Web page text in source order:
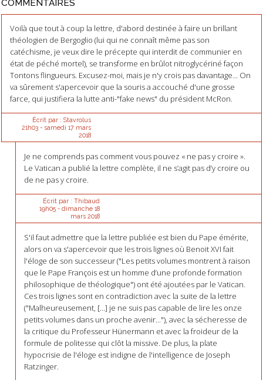
COMMENTAIRES
Voilà que tout à coup la lettre, d'abord destinée à faire un brillant
théologien de Bergoglio (lui qui ne connaît même pas son
catéchisme, je veux dire le précepte qui interdit de communier en
état de péché mortel), se transforme en brûlot nitroglycériné façon
Tontons flingueurs. Excusez-moi, mais je n'y crois pas davantage... On
va sûrement s'apercevoir que la souris a accouché d'une grosse
farce, qui justifiera la lutte anti-"fake news" du président McRon.
Écrit par : Stavrolus
21h03- samedi 17 mars
2018
Je ne comprends pas comment vous pouvez « ne pas y croire ».
Le Vatican a publié la lettre complète, il ne s’agit pas d’y croire ou
de ne pas y croire.
Écrit par : Thibaud
19h05- dimanche 18
mars 2018
S'il faut admettre que la lettre publiée est bien du Pape émérite,
alors on va s'apercevoir que les trois lignes où Benoit XVI fait
l'éloge de son successeur ("Les petits volumes montrent à raison
que le Pape François est un homme d’une profonde formation
philosophique de théologique") ont été ajoutées par le Vatican.
Ces trois lignes sont en contradiction avec la suite de la lettre
("Malheureusement, [...] je ne suis pas capable de lire les onze
petits volumes dans un proche avenir..."), avec la sécheresse de
la critique du Professeur Hünermann et avec la froideur de la
formule de politesse qui clôt la missive. De plus, la plate
hypocrisie de l'éloge est indigne de l'intelligence de Joseph
Ratzinger.